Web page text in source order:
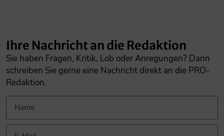
Ihre Nachricht an die Redaktion
Sie haben Fragen, Kritik, Lob oder Anregungen? Dann
schreiben Sie gerne eine Nachricht direkt an die PRO-
Redaktion.